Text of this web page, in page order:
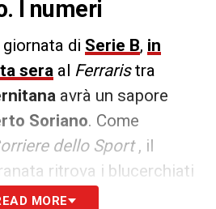
I numeri
di Serie B, in
sera al Ferraristra
avrà un sapore
Soriano. Come
dello Sport, il
ritrova i blucerchiati
aver collezionato 18 gol e
MORE